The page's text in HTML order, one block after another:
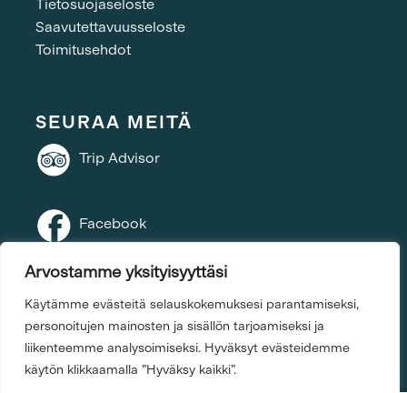
Arvostamme yksityisyyttäsi
Käytämme evästeitä selauskokemuksesi parantamiseksi,
personoitujen mainosten ja sisällön tarjoamiseksi ja
liikenteemme analysoimiseksi. Hyväksyt evästeidemme
käytön klikkaamalla ”Hyväksy kaikki”.
Tietosuojaseloste
Saavutettavuusseloste
Toimitusehdot
SEURAA MEITÄ
Trip Advisor
Facebook